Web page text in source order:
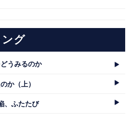
グ
うみるのか
か（上）
、ふたたび